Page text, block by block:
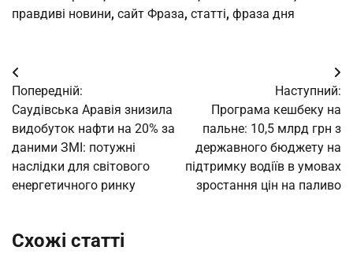
правдиві новини, сайт Фраза, статті, фраза дня
Навігація
записів
Попередній:
Саудівська Аравія знизила
видобуток нафти на 20% за
даними ЗМІ: потужні
наслідки для світового
енергетичного ринку
Наступний:
Програма кешбеку на
пальне: 10,5 млрд грн з
державного бюджету на
підтримку водіїв в умовах
зростання цін на паливо
Схожі статті